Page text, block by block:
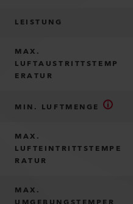
LEISTUNG
MAX.
LUFTAUSTRITTSTEMP
ERATUR
MIN. LUFTMENGE
MAX.
LUFTEINTRITTSTEMPE
RATUR
MAX.